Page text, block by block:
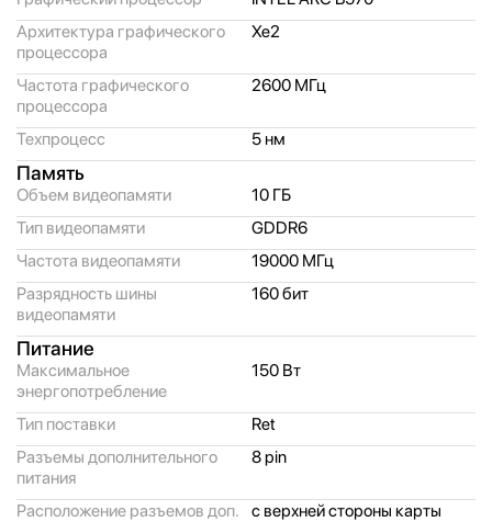
Архитектура графического
процессора
Xe2
Частота графического
процессора
2600 МГц
Техпроцесс 5 нм
Память
Объем видеопамяти
10 ГБ
Тип видеопамяти
GDDR6
Частота видеопамяти
19000 МГц
Разрядность шины
видеопамяти
160 бит
Питание
Максимальное
энергопотребление
150 Вт
Тип поставки
Ret
Разъемы дополнительного
питания
8 pin
Расположение разъемов доп.
с верхней стороны карты